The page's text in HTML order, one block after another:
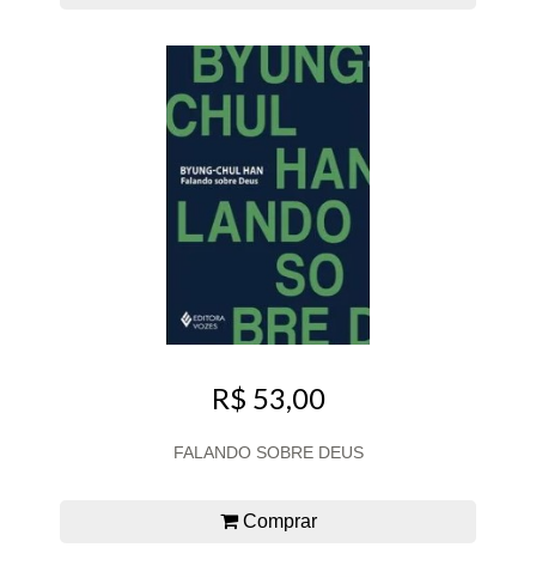
R$ 53,00
FALANDO SOBRE DEUS
Comprar